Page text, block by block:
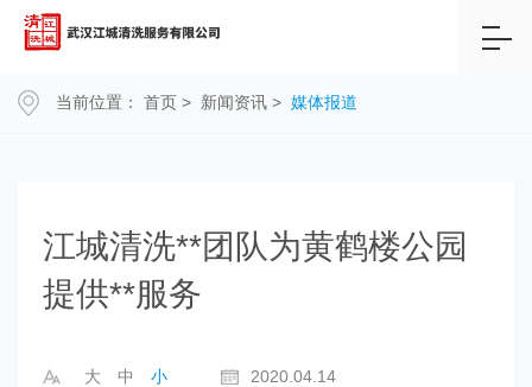
当前位置： 首页 > 新闻资讯 > 媒体报道
江城清洗**团队为黄鹤楼公园
提供**服务
大 中 小
2020.04.14